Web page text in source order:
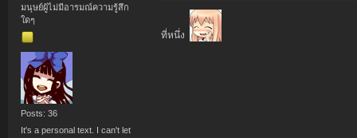
มนุษย์ผู้ไม่มีอารมณ์ความรู้สึก
ใดๆ
Posts: 36
It's a personal text. I can't let
ที่หนึ่ง